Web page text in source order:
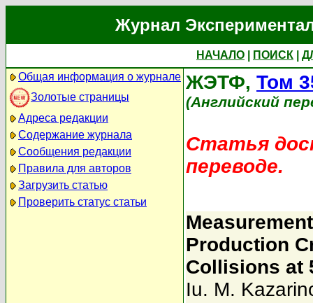
Журнал
НАЧАЛО ПОИСК
Общая информация о журнале
Золотые страницы
Адреса редакции
Содержание журнала
Сообщения редакции
Правила для авторов
Загрузить статью
Проверить статус статьи
ЖЭТФ, Том
(Английский
Статья
переводе.
Production
Collisions at
Iu. M.